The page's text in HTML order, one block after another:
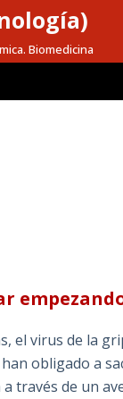
Biomedicina
el virus de la
obligado a
través de un